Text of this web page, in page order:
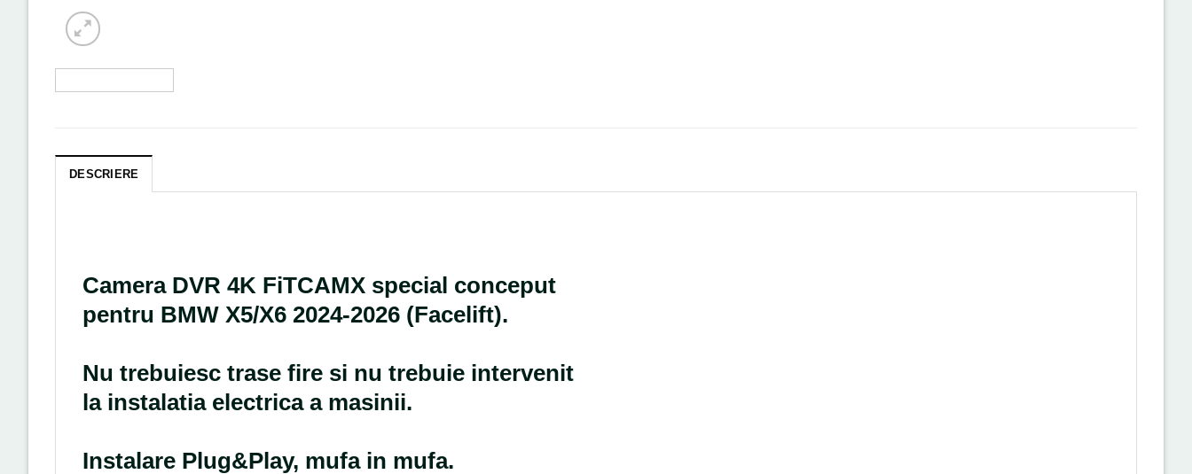
DESCRIERE
Camera DVR 4K FiTCAMX special conceput
pentru BMW X5/X6 2024-2026 (Facelift).
Nu trebuiesc trase fire si nu trebuie intervenit
la instalatia electrica a masinii.
Instalare Plug&Play, mufa in mufa.